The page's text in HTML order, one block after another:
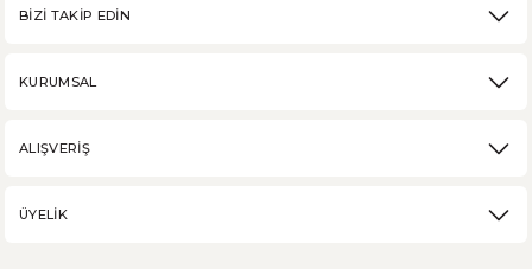
BİZİ TAKİP EDİN
KURUMSAL
ALIŞVERİŞ
ÜYELİK